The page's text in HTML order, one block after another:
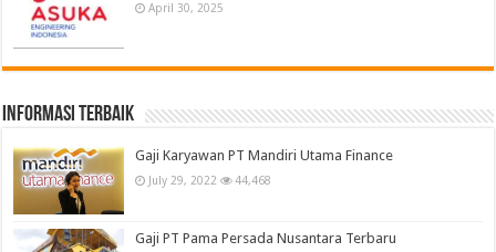
April 30, 2025
informasi terbaik
Gaji Karyawan PT Mandiri Utama Finance
July 29, 2022 44,468
Gaji PT Pama Persada Nusantara Terbaru